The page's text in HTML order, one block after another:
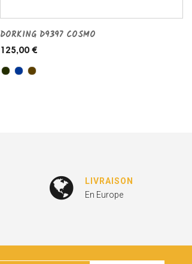
DORKING D9397 COSMO
125,00 €
LIVRAISON
En Europe